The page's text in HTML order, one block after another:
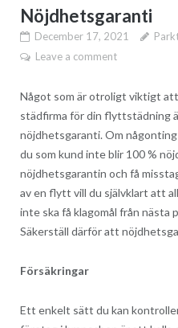
Nöjdhetsgaranti
December 17, 2021
Leave a comment
Något som är otroligt viktigt
städfirma för din flyttstädning
nöjdhetsgaranti. Om
du som kund inte blir 100 %
nöjdhetsgarantin och få
av en flytt vill du självklart att
inte ska få klagomål från nästa
Säkerställ därför att
Försäkringar
Ett enkelt sätt du kan